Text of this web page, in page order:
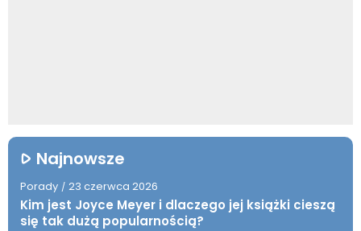
Najnowsze
Porady / 23 czerwca 2026
Kim jest Joyce Meyer i dlaczego jej książki cieszą
się tak dużą popularnością?